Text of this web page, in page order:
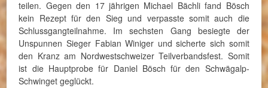
teilen. Gegen den 17 jährigen Michael Bächli fand Bösch
kein Rezept für den Sieg und verpasste somit auch die
Schlussgangteilnahme. Im sechsten Gang besiegte der
Unspunnen Sieger Fabian Winiger und sicherte sich somit
den Kranz am Nordwestschweizer Teilverbandsfest. Somit
ist die Hauptprobe für Daniel Bösch für den Schwägalp-
Schwinget geglückt.